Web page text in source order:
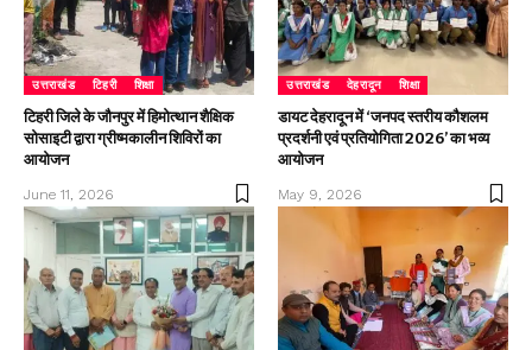
उत्तराखंड टिहरी शिक्षा
टिहरी जिले के जौनपुर में हिमोत्थान शैक्षिक
सोसाइटी द्वारा ग्रीष्मकालीन शिविरों का
आयोजन
June 11, 2026
उत्तराखंड देहरादून शिक्षा
डायट देहरादून में ‘जनपद स्तरीय कौशलम
प्रदर्शनी एवं प्रतियोगिता 2026’ का भव्य
आयोजन
May 9, 2026